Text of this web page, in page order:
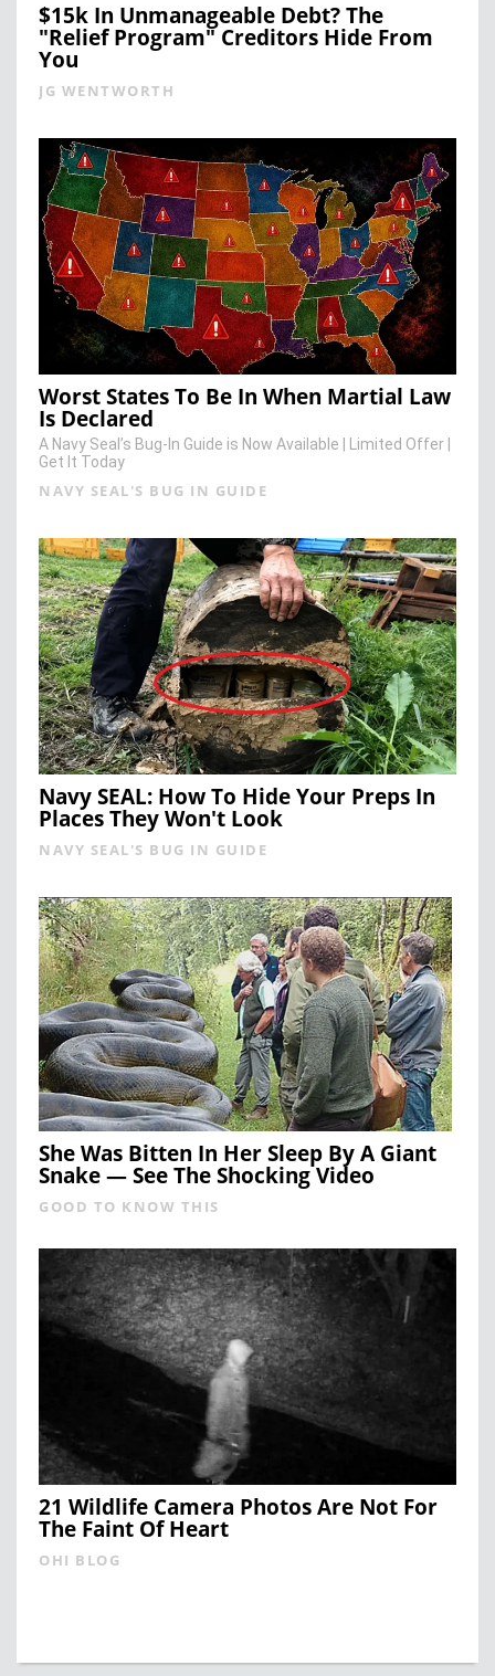
$15k In Unmanageable Debt? The
"Relief Program" Creditors Hide From
You
JG WENTWORTH
Worst States To Be In When Martial Law
Is Declared
A Navy Seal’s Bug-In Guide is Now Available | Limited Offer |
Get It Today
NAVY SEAL'S BUG IN GUIDE
Navy SEAL: How To Hide Your Preps In
Places They Won't Look
NAVY SEAL'S BUG IN GUIDE
She Was Bitten In Her Sleep By A Giant
Snake — See The Shocking Video
GOOD TO KNOW THIS
21 Wildlife Camera Photos Are Not For
The Faint Of Heart
OHI BLOG